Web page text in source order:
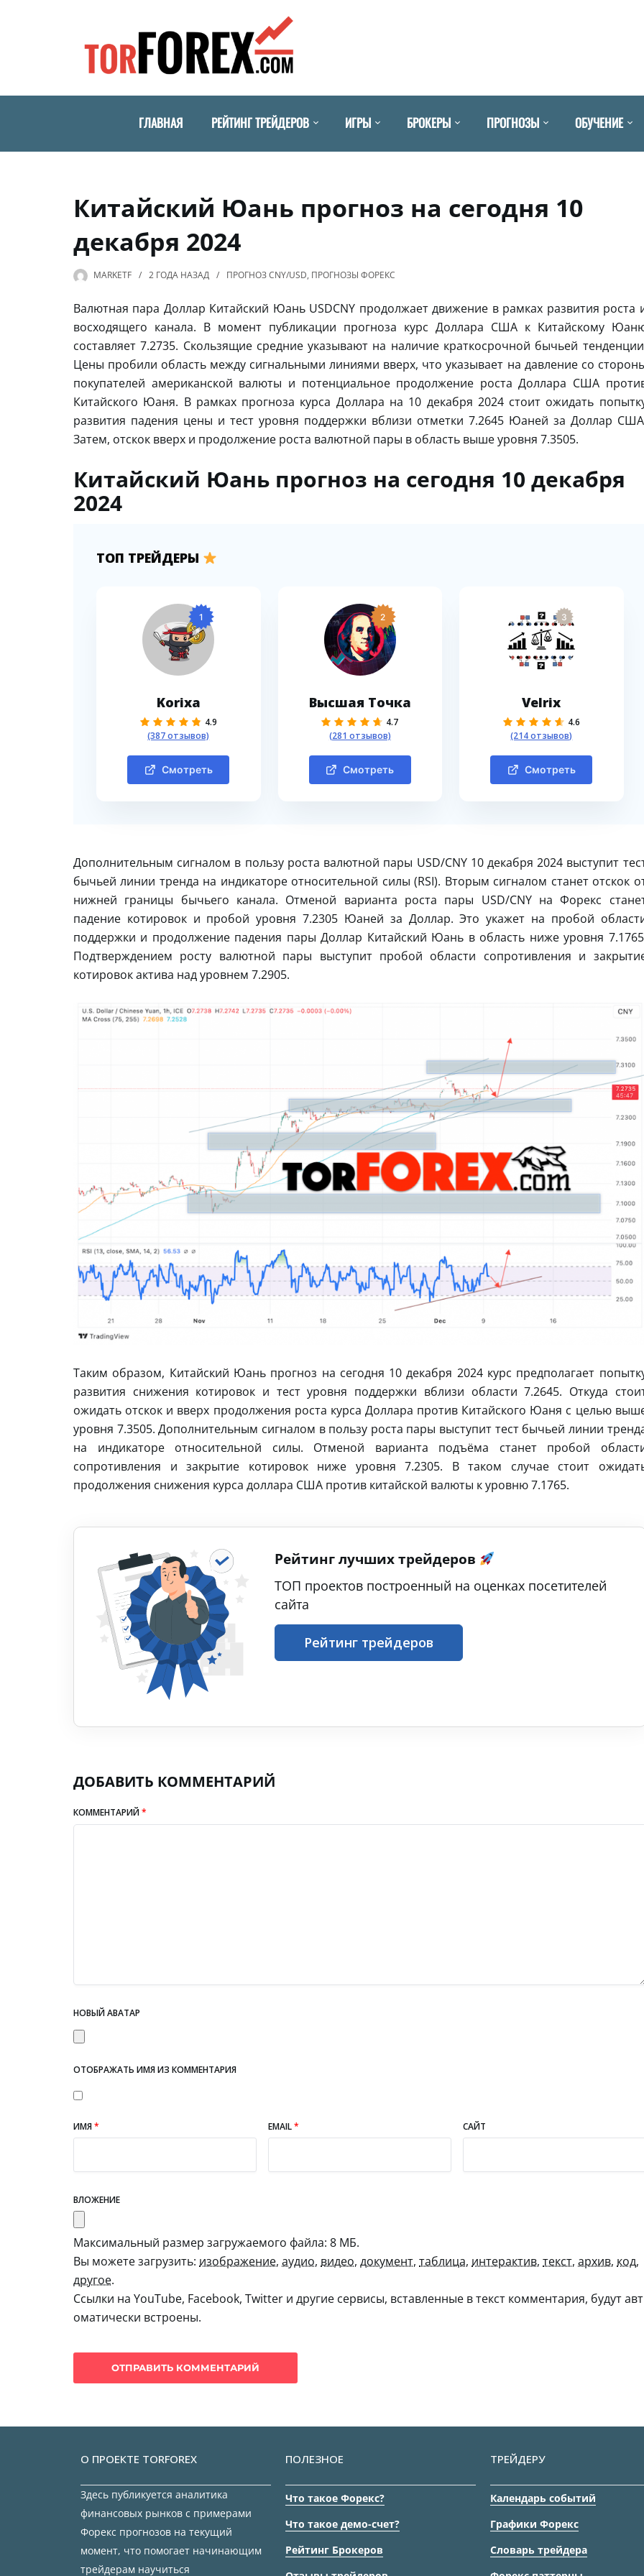
ГЛАВНАЯ РЕЙТИНГ ТРЕЙДЕРОВ ИГРЫ БРОКЕРЫ ПРОГНОЗЫ ОБУЧЕНИЕ
Китайский Юань прогноз на сегодня 10
декабря 2024
MARKETF 2 ГОДА НАЗАД ПРОГНОЗ CNY/USD, ПРОГНОЗЫ ФОРЕКС
Валютная пара Доллар Китайский Юань USDCNY продолжает движение в рамках развития роста
восходящего канала. В момент публикации прогноза курс Доллара США к Китайскому
составляет 7.2735. Скользящие средние указывают на наличие краткосрочной бычьей
Цены пробили область между сигнальными линиями вверх, что указывает на давление со
покупателей американской валюты и потенциальное продолжение роста Доллара США
Китайского Юаня. В рамках прогноза курса Доллара на 10 декабря 2024 стоит ожидать
развития падения цены и тест уровня поддержки вблизи отметки 7.2645 Юаней за Доллар
Затем, отскок вверх и продолжение роста валютной пары в область выше уровня 7.3505.
Китайский Юань прогноз на сегодня 10 декабря
2024
ТОП ТРЕЙДЕРЫ
1
Korixa
4.9
(387 отзывов)
Смотреть
2
Высшая Точка
4.7
(281 отзывов)
Смотреть
3
Velrix
4.6
(214 отзывов)
Смотреть
Дополнительным сигналом в пользу роста валютной пары USD/CNY 10 декабря 2024 выступит
бычьей линии тренда на индикаторе относительной силы (RSI). Вторым сигналом станет отскок
нижней границы бычьего канала. Отменой варианта роста пары USD/CNY на Форекс
падение котировок и пробой уровня 7.2305 Юаней за Доллар. Это укажет на пробой
поддержки и продолжение падения пары Доллар Китайский Юань в область ниже уровня
Подтверждением росту валютной пары выступит пробой области сопротивления и
котировок актива над уровнем 7.2905.
Таким образом, Китайский Юань прогноз на сегодня 10 декабря 2024 курс предполагает
развития снижения котировок и тест уровня поддержки вблизи области 7.2645. Откуда
ожидать отскок и вверх продолжения роста курса Доллара против Китайского Юаня с целью
уровня 7.3505. Дополнительным сигналом в пользу роста пары выступит тест бычьей линии
на индикаторе относительной силы. Отменой варианта подъёма станет пробой
сопротивления и закрытие котировок ниже уровня 7.2305. В таком случае стоит
продолжения снижения курса доллара США против китайской валюты к уровню 7.1765.
Рейтинг лучших трейдеров
ТОП проектов построенный на оценках посетителей
сайта
Рейтинг трейдеров
ДОБАВИТЬ КОММЕНТАРИЙ
КОММЕНТАРИЙ*
НОВЫЙ АВАТАР
ОТОБРАЖАТЬ ИМЯ ИЗ КОММЕНТАРИЯ
ИМЯ* EMAIL* САЙТ
ВЛОЖЕНИЕ
Максимальный размер загружаемого файла: 8 МБ.
Вы можете загрузить: изображение, аудио, видео, документ, таблица, интерактив, текст, архив, код,
другое.
Ссылки на YouTube, Facebook, Twitter и другие сервисы, вставленные в текст комментария, будут авт
оматически встроены.
О ПРОЕКТЕ TORFOREX
Здесь публикуется аналитика
финансовых рынков с примерами
Форекс прогнозов на текущий
момент, что помогает начинающим
трейдерам научиться
ПОЛЕЗНОЕ
Что такое Форекс?
Что такое демо-счет?
Рейтинг Брокеров
ТРЕЙДЕРУ
Календарь событий
Графики Форекс
Словарь трейдера